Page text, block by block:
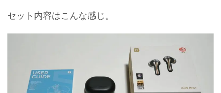
セット内容はこんな感じ。